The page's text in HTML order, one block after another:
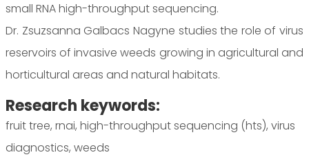
small RNA high-throughput sequencing.
Dr. Zsuzsanna Galbacs Nagyne studies the role of virus
reservoirs of invasive weeds growing in agricultural and
horticultural areas and natural habitats.
Research keywords:
fruit tree, rnai, high-throughput sequencing (hts), virus
diagnostics, weeds